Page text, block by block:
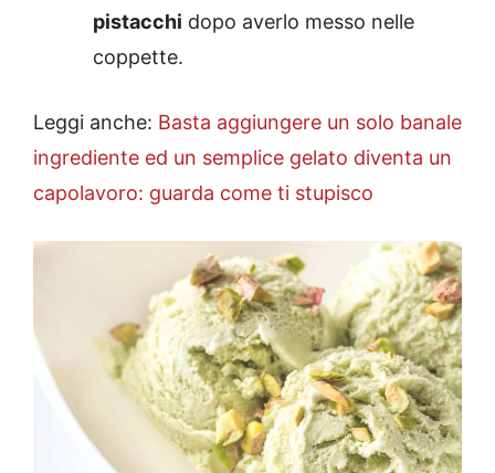
pistacchi dopo averlo messo nelle
coppette.
Leggi anche: Basta aggiungere un solo banale
ingrediente ed un semplice gelato diventa un
capolavoro: guarda come ti stupisco